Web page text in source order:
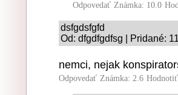
Odpovedať Známka: 10.0
dsfgdsfgfd
Od: dfgdfgdfsg | Pridané:
nemci, nejak
Odpovedať Známka: 2.6